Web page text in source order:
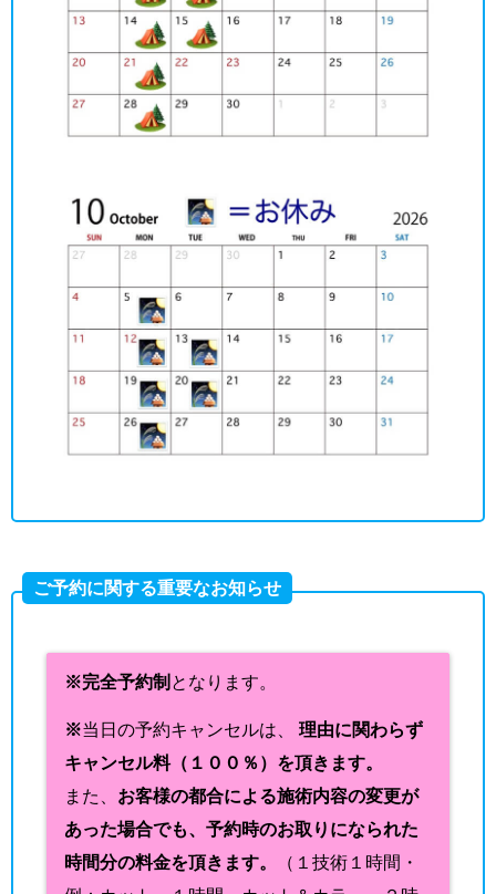
ご予約に関する重要なお知らせ
※完全予約制 となります。
※当日の予約キャンセルは、 理由に関わらず
キャンセル料（１００％）を頂きます。
また、 お客様の都合による施術内容の変更が
あった場合でも、予約時のお取りになられた
時間分の料金を頂きます。
（１技術１時間・